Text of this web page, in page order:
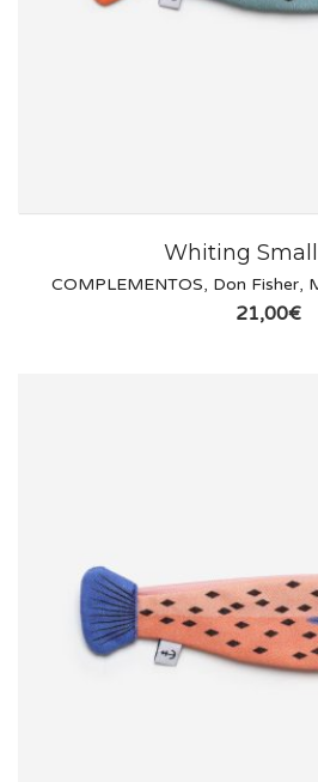
Whiting
COMPLEMENTOS, Don Fisher,
21,00€